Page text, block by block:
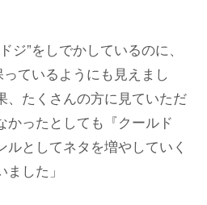
ジ”をしでかしているのに、
ているようにも見えまし
、たくさんの方に見ていただ
かったとしても『クールド
としてネタを増やしていく
した」